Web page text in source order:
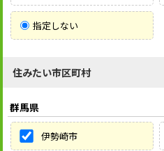
指定しない
住みたい市区町村
群馬県
伊勢崎市